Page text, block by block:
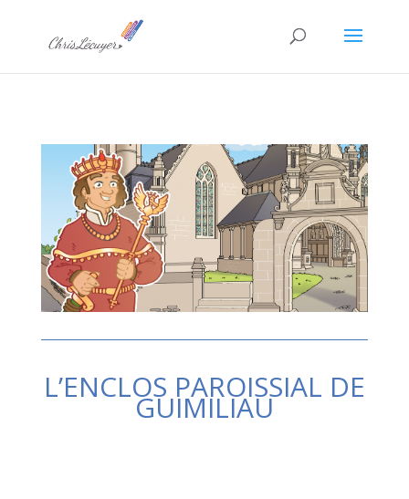
L’ENCLOS PAROISSIAL DE
GUIMILIAU